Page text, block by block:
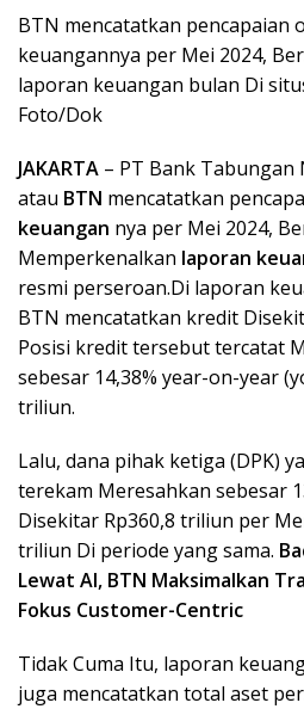
BTN mencatatkan pencapaian
keuangannya per Mei 2024,
laporan keuangan bulan Di
Foto/Dok
JAKARTA – PT Bank
atau BTN mencatatkan
keuangan nya per Mei 2024,
Memperkenalkan laporan
resmi perseroan.Di laporan
BTN mencatatkan kredit
Posisi kredit tersebut tercatat
sebesar 14,38% year-on-year
triliun.
Lalu, dana pihak ketiga (DPK)
terekam Meresahkan sebesar
Disekitar Rp360,8 triliun per
triliun Di periode yang sama.
Lewat AI, BTN Maksimalkan
Fokus Customer-Centric
Tidak Cuma Itu, laporan
juga mencatatkan total aset